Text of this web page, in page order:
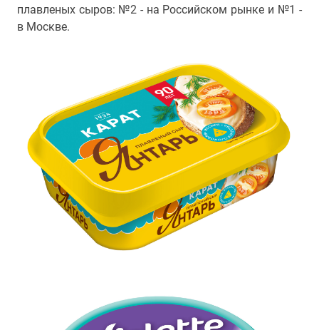
плавленых сыров: №2 - на Российском рынке и №1 -
в Москве.